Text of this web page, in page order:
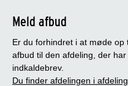
Meld afbud
Er du forhindret i at møde
afbud til den afdeling, der
indkaldebrev.
Du finder afdelingen i